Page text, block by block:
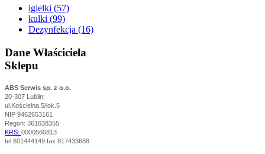
igielki (57)
kulki (99)
Dezynfekcja (16)
Dane Właściciela
Sklepu
ABS Serwis sp. z o.o.
20-307 Lublin;
ul.Kościelna 5/lok.5
NIP 9462653161
Regon: 361638355
KRS: 0000560813
tel.601444149 fax 817433688